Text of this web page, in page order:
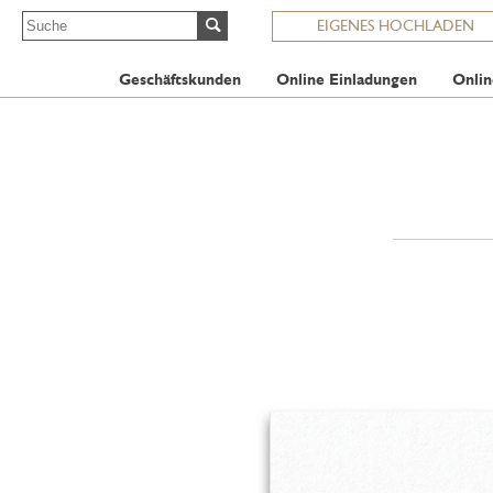
EIGENES HOCHLADEN
Geschäftskunden Online Einladungen